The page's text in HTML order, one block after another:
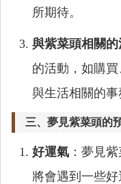
所期待。
與紫菜頭相關的
的活動，如購
與生活相關的事
三、夢見紫菜頭的
好運氣 ：夢見
將會遇到一些好